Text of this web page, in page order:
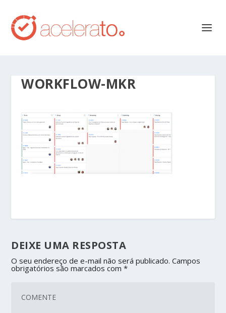
WORKFLOW-MKR
DEIXE UMA RESPOSTA
O seu endereço de e-mail não será publicado. Campos
obrigatórios são marcados com*